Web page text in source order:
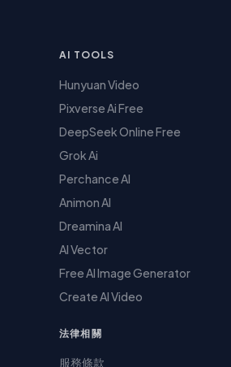
AI TOOLS
Hunyuan Video
Pixverse Ai Free
DeepSeek Online Free
Grok Ai
Perchance AI
Animon AI
Dreamina AI
AI Vector
Free AI Image Generator
Create AI Video
法律相關
服務條款